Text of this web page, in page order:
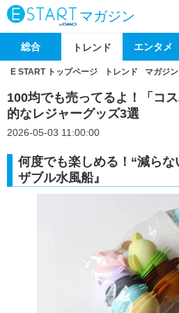
マガジン
総合 トレンド エンタメ
E START トップページ トレンド マガジン
100均でも売ってるよ！「コ
的なレジャーグッズ3選
2026-05-03 11:00:00
何度でも楽しめる！“減ら
ザブル水風船』